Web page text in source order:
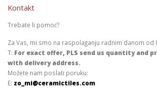
Kontakt
Trebate li pomoć?
Za Vas, mi smo na raspolaganju radnim danom od
T: For exact offer, PLS send us quantity and
with delivery address.
Možete nam poslati poruku:
E: zo_mi@ceramictiles.com